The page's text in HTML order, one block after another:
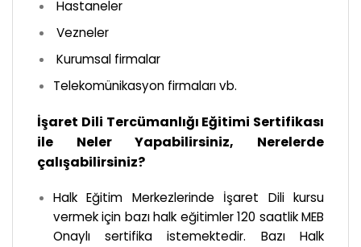
Hastaneler
Vezneler
Kurumsal firmalar
Telekomünikasyon firmaları vb.
İşaret Dili Tercümanlığı Eğitimi Sertifikası
ile Neler Yapabilirsiniz, Nerelerde
çalışabilirsiniz?
Halk Eğitim Merkezlerinde İşaret Dili kursu
vermek için bazı halk eğitimler 120 saatlik MEB
Onaylı sertifika istemektedir. Bazı Halk